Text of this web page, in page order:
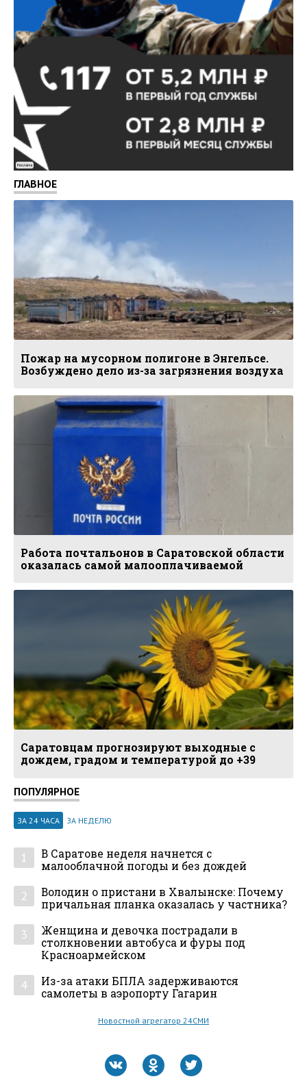
Реклама
ГЛАВНОЕ
Пожар на мусорном полигоне в Энгельсе.
Возбуждено дело из-за загрязнения воздуха
Работа почтальонов в Саратовской области
оказалась самой малооплачиваемой
Саратовцам прогнозируют выходные с
дождем, градом и температурой до +39
ПОПУЛЯРНОЕ
ЗА 24 ЧАСА ЗА НЕДЕЛЮ
1
В Саратове неделя начнется с
малооблачной погоды и без дождей
2
Володин о пристани в Хвалынске: Почему
причальная планка оказалась у частника?
3
Женщина и девочка пострадали в
столкновении автобуса и фуры под
Красноармейском
4
Из-за атаки БПЛА задерживаются
самолеты в аэропорту Гагарин
Новостной агрегатор 24СМИ